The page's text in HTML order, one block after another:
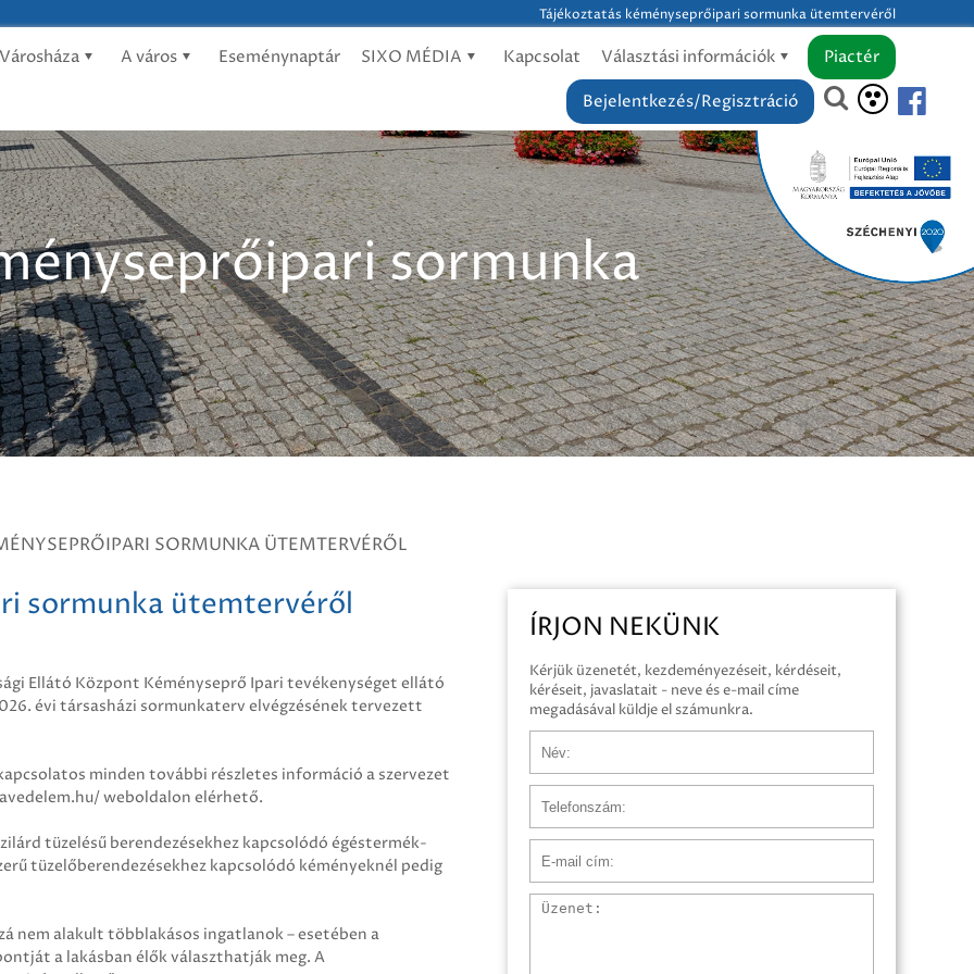
Tájékoztatás kéményseprőipari sormunka ütemtervéről
Városháza A város Eseménynaptár SIXO MÉDIA Kapcsolat Választási információk
Piactér
Bejelentkezés/Regisztráció
sormunka
SORMUNKA ÜTEMTERVÉRŐL
sormunka ütemtervéről
Ellátó Központ Kéményseprő Ipari tevékenységet ellátó
évi társasházi sormunkaterv elvégzésének tervezett
minden további részletes információ a szervezet
weboldalon elérhető.
tüzelésű berendezésekhez kapcsolódó égéstermék-
tüzelőberendezésekhez kapcsolódó kéményeknél pedig
nem alakult többlakásos ingatlanok – esetében a
a lakásban élők választhatják meg. A
ÍRJON NEKÜNK
Kérjük üzenetét, kezdeményezéseit, kérdéseit,
kéréseit, javaslatait - neve és e-mail címe
megadásával küldje el számunkra.
Üzenet